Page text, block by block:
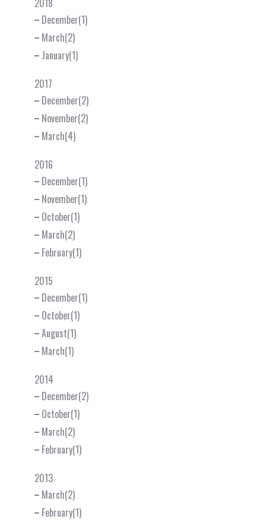
2018
December(1)
March(2)
January(1)
2017
December(2)
November(2)
March(4)
2016
December(1)
November(1)
October(1)
March(2)
February(1)
2015
December(1)
October(1)
August(1)
March(1)
2014
December(2)
October(1)
March(2)
February(1)
2013
March(2)
February(1)